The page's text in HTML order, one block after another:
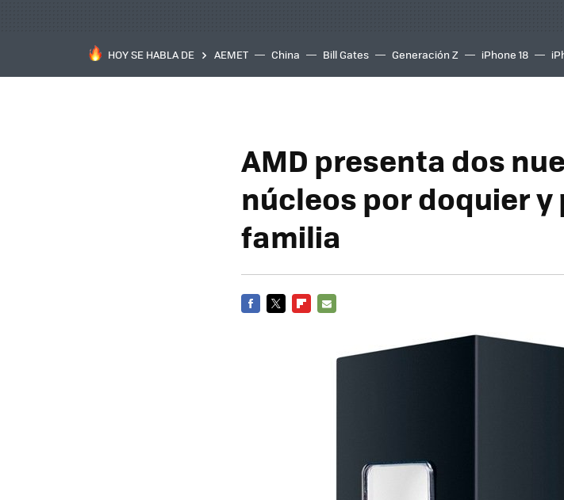
HOY SE HABLA DE AEMET China Bill Gates Generación Z iPhone 18
AMD presenta dos
núcleos por doquier y
familia